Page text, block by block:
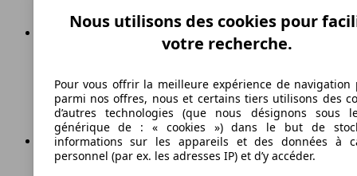
Carburant
135 g/km
Nous utilisons des cookies pour
votre recherche.
Pour vous offrir la meilleure expérience de navigation
parmi nos offres, nous et certains tiers utilisons des
d’autres technologies (que nous désignons sous
générique de : « cookies ») dans le but de
informations sur les appareils et des données à
personnel (par ex. les adresses IP) et d’y accéder.